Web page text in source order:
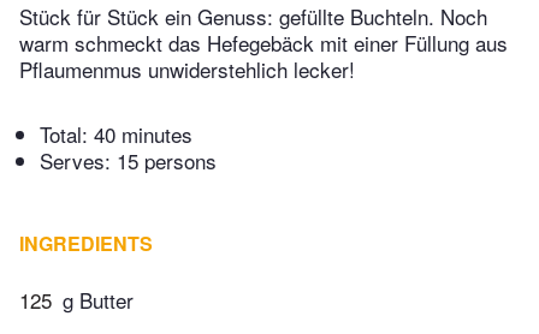
Stück für Stück ein Genuss: gefüllte Buchteln. Noch
warm schmeckt das Hefegebäck mit einer Füllung aus
Pflaumenmus unwiderstehlich lecker!
Total: 40 minutes
Serves: 15 persons
INGREDIENTS
125 g Butter